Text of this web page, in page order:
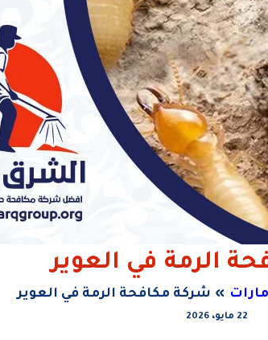
الرمة في العوير
شركة مكافحة الرمة في العوير
22 مايو، 2026